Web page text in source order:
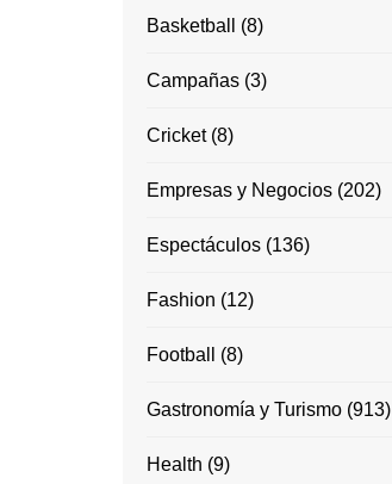
Basketball (8)
Campañas (3)
Cricket(8)
Empresas y Negocios (202)
Espectáculos (136)
Fashion (12)
Football (8)
Gastronomía y Turismo (913)
Health (9)